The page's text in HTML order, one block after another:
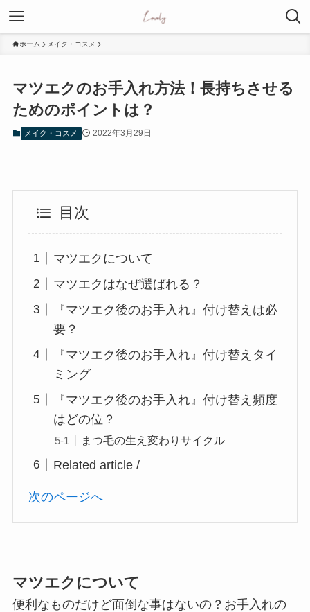
ホーム メイク・コスメ
マツエクのお手入れ方法！長持ちさせる
ためのポイントは？
メイク・コスメ 2022年3月29日
目次
マツエクについて
マツエクはなぜ選ばれる？
『マツエク後のお手入れ』付け替えは必
要？
『マツエク後のお手入れ』付け替えタイ
ミング
『マツエク後のお手入れ』付け替え頻度
はどの位？
まつ毛の生え変わりサイクル
Related article /
次のページへ
マツエクについて
便利なものだけど面倒な事はないの？お手入れの